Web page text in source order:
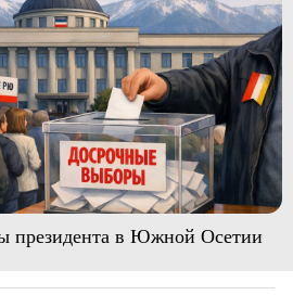
президента в Южной Осетии